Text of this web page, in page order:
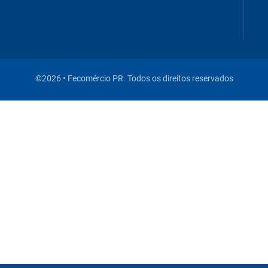
©2026 • Fecomércio PR. Todos os direitos reservados